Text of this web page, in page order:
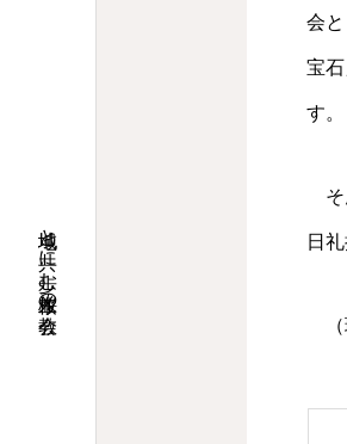
地域と共に歩む桜並木の教会
会
宝
す。
そ
日
（